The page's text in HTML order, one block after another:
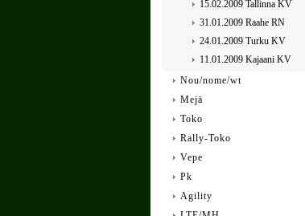
15.02.2009 Tallinna KV
31.01.2009 Raahe RN
24.01.2009 Turku KV
11.01.2009 Kajaani KV
Nou/nome/wt
Mejä
Toko
Rally-Toko
Vepe
Pk
Agility